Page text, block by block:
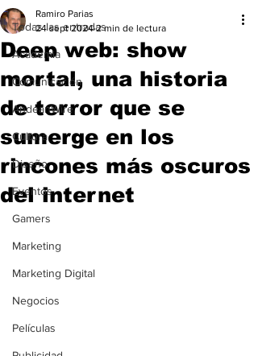
Todas las entradas
Academia
Comunicación
AndeanWire
Cultura
Diseño
Eventos
Gamers
Marketing
Marketing Digital
Negocios
Películas
Deep web: show
mortal, una historia
de terror que se
sumerge en los
rincones más oscuros
del internet
Ramiro Parias
24 sept 2024 2 min de lectura